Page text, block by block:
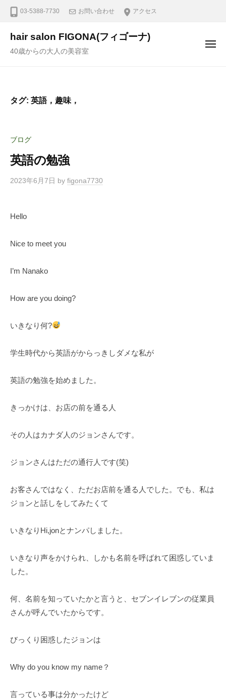
03-5388-7730 お問い合わせ アクセス
hair salon FIGONA(フィゴーナ)
40歳からの大人の美容室
タグ: 英語，趣味，
ブログ
英語の勉強
2023年6月7日 by figona7730
Hello
Nice to meet you
I’m Nanako
How are you doing?
いきなり何?
学生時代から英語がからっきしダメな私が
英語の勉強を始めました。
きっかけは、お店の前を通る人
その人はカナダ人のジョンさんです。
ジョンさんはただの通行人です(笑)
お客さんではなく、ただお店前を通る人でした。でも、私は
ジョンと話しをしてみたくて
いきなりHi,jonとナンパしました。
いきなり声をかけられ、しかも名前を呼ばれて困惑していま
した。
何、名前を知っていたかと言うと、セブンイレブンの従業員
さんが呼んでいたからです。
びっくり困惑したジョンは
Why do you know my name？
言っている事は分かったけど